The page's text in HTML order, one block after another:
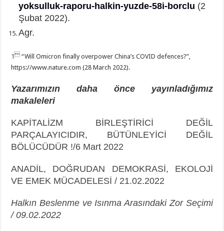
yoksulluk-raporu-halkin-yuzde-58i-borclu (2
Şubat 2022).
Agr.
1 “Will Omicron finally overpower China’s COVID defences?”,
https://www.nature.com (28 March 2022).
Yazarımızın daha önce yayınladığımız
makaleleri
KAPİTALİZM BİRLEŞTİRİCİ DEĞİL
PARÇALAYICIDIR, BÜTÜNLEYİCİ DEĞİL
BÖLÜCÜDÜR !/6 Mart 2022
ANADİL, DOĞRUDAN DEMOKRASİ, EKOLOJİ
VE EMEK MÜCADELESİ / 21.02.2022
Halkın Beslenme ve Isınma Arasındaki Zor Seçimi
/ 09.02.2022